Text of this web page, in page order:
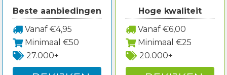
Beste aanbiedingen
Vanaf €4,95
Minimaal €50
27.000+
Hoge kwaliteit
Vanaf €6,00
Minimaal €25
20.000+